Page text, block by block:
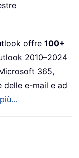
offre 100+
2010–2024
365,
delle e-mail e ad